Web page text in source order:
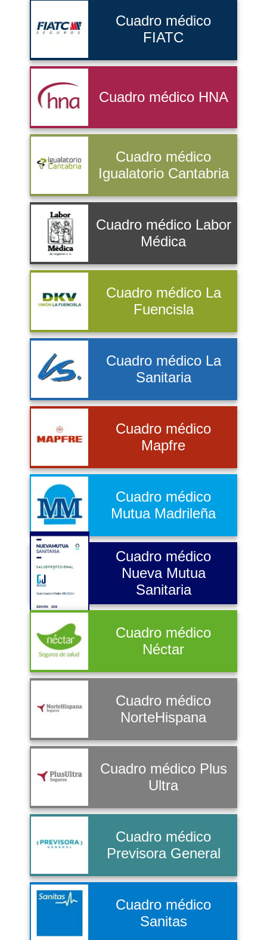
Cuadro médico
FIATC
Cuadro médico HNA
Cuadro médico
Igualatorio Cantabria
Cuadro médico Labor
Médica
Cuadro médico La
Fuencisla
Cuadro médico La
Sanitaria
Cuadro médico
Mapfre
Cuadro médico
Mutua Madrileña
Cuadro médico
Nueva Mutua
Sanitaria
Cuadro médico
Néctar
Cuadro médico
NorteHispana
Cuadro médico Plus
Ultra
Cuadro médico
Previsora General
Cuadro médico
Sanitas